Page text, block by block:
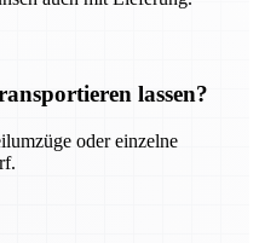
lassen?
oder einzelne